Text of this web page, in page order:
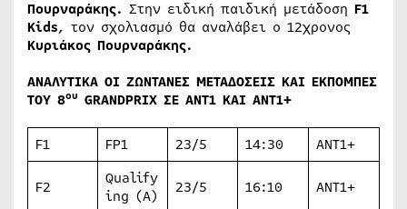
Πουρναράκης. Στην ειδική παιδική μετάδοση F1
Kids, τον σχολιασμό θα αναλάβει ο 12χρονος
Κυριάκος Πουρναράκης.
ΑΝΑΛΥΤΙΚΑ ΟΙ ΖΩΝΤΑΝΕΣ ΜΕΤΑΔΟΣΕΙΣ ΚΑΙ ΕΚΠΟΜΠΕΣ
ΤΟΥ 8ου GRANDPRIX ΣΕ ΑΝΤ1 ΚΑΙ ΑΝΤ1+
F1 FP1 23/5 14:30 ANT1+
F2
Qualify
ing (Α)
23/5 16:10 ANT1+